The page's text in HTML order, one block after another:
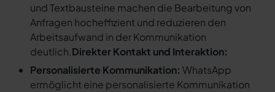
und Textbausteine machen die Bearbeitung von
Anfragen hocheffizient und reduzieren den
Arbeitsaufwand in der Kommunikation
deutlich.Direkter Kontakt und Interaktion:
Personalisierte Kommunikation: WhatsApp
ermöglicht eine personalisierte Kommunikation